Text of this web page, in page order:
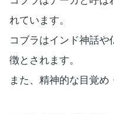
れています。
コブラはインド神話や
徴とされます。
また、精神的な目覚め